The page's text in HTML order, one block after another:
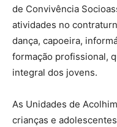
de Convivência
atividades no
dança, capoeira,
formação profissional,
integral dos jovens.
As Unidades de
crianças e